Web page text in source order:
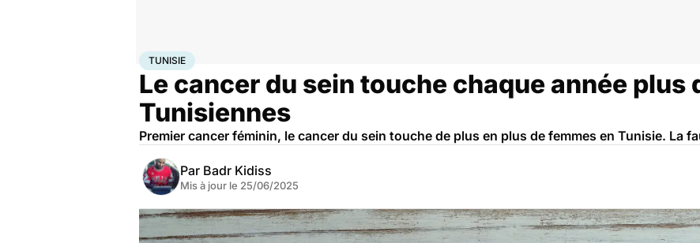
AccueilSanté
TUNISIE
Le cancer du sein touche chaque année plus
Tunisiennes
Premier cancer féminin, le cancer du sein touche de plus en plus de femmes en Tunisie. La
Par Badr Kidiss
Mis à jour le 25/06/2025